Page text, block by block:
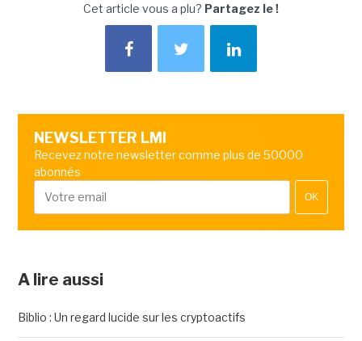
Cet article vous a plu? Partagez le !
NEWSLETTER LMI
Recevez notre newsletter comme plus de 50000
abonnés
OK
A lire aussi
Biblio : Un regard lucide sur les cryptoactifs